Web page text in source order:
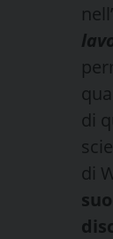
nell’
di
di